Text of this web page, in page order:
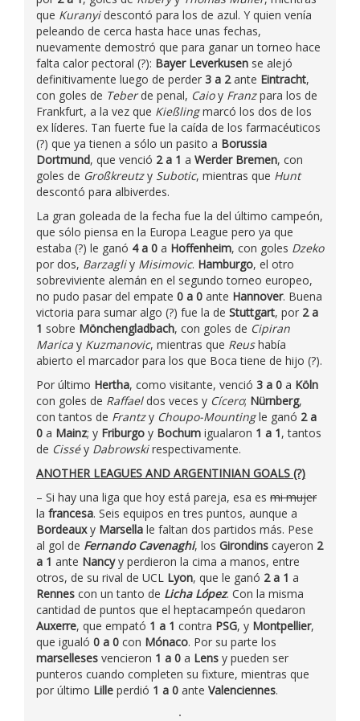
que Kuranyi descontó para los de azul. Y quien venía
peleando de cerca hasta hace unas fechas,
nuevamente demostró que para ganar un torneo hace
falta calor pectoral (?): Bayer Leverkusen se alejó
definitivamente luego de perder 3 a 2ante Eintracht,
con goles de Teberde penal, Caioy Franzpara los de
Frankfurt, a la vez que Kießlingmarcó los dos de los
ex líderes. Tan fuerte fue la caída de los farmacéuticos
(?) que ya tienen a sólo un pasito a Borussia
Dortmund, que venció 2 a 1 a Werder Bremen, con
goles de Großkreutzy Subotic, mientras que Hunt
descontó para albiverdes.
La gran goleada de la fecha fue la del último campeón,
que sólo piensa en la Europa League pero ya que
estaba (?) le ganó 4 a 0 a Hoffenheim, con goles Dzeko
por dos, Barzagliy Misimovic. Hamburgo, el otro
sobreviviente alemán en el segundo torneo europeo,
no pudo pasar del empate 0 a 0 ante Hannover. Buena
victoria para sumar algo (?) fue la de Stuttgart, por 2 a
1 sobre Mönchengladbach, con goles de Cipiran
Marica y Kuzmanovic, mientras que Reushabía
abierto el marcador para los que Boca tiene de hijo (?).
Por último Hertha, como visitante, venció 3 a 0 a Köln
con goles de Raffael dos veces y Cícero; Nürnberg,
con tantos de Frantzy Choupo-Mountingle ganó 2 a
0 a Mainz; y Friburgo y Bochum igualaron 1 a 1, tantos
de Cisséy Dabrowskirespectivamente.
ANOTHER LEAGUES AND ARGENTINIAN GOALS (?)
– Si hay una liga que hoy está pareja, esa es mi mujer
la francesa. Seis equipos en tres puntos, aunque a
Bordeauxy Marsella le faltan dos partidos más. Pese
al gol de Fernando Cavenaghi, los Girondins cayeron 2
a 1 ante Nancyy perdieron la cima a manos, entre
otros, de su rival de UCL Lyon, que le ganó 2 a 1 a
Rennes con un tanto de Licha López. Con la misma
cantidad de puntos que el heptacampeón quedaron
Auxerre, que empató 1 a 1 contra PSG, y Montpellier,
que igualó 0 a 0 con Mónaco. Por su parte los
marselleses vencieron 1 a 0 a Lens y pueden ser
punteros cuando completen su fixture, mientras que
por último Lille perdió 1 a 0 ante Valenciennes.